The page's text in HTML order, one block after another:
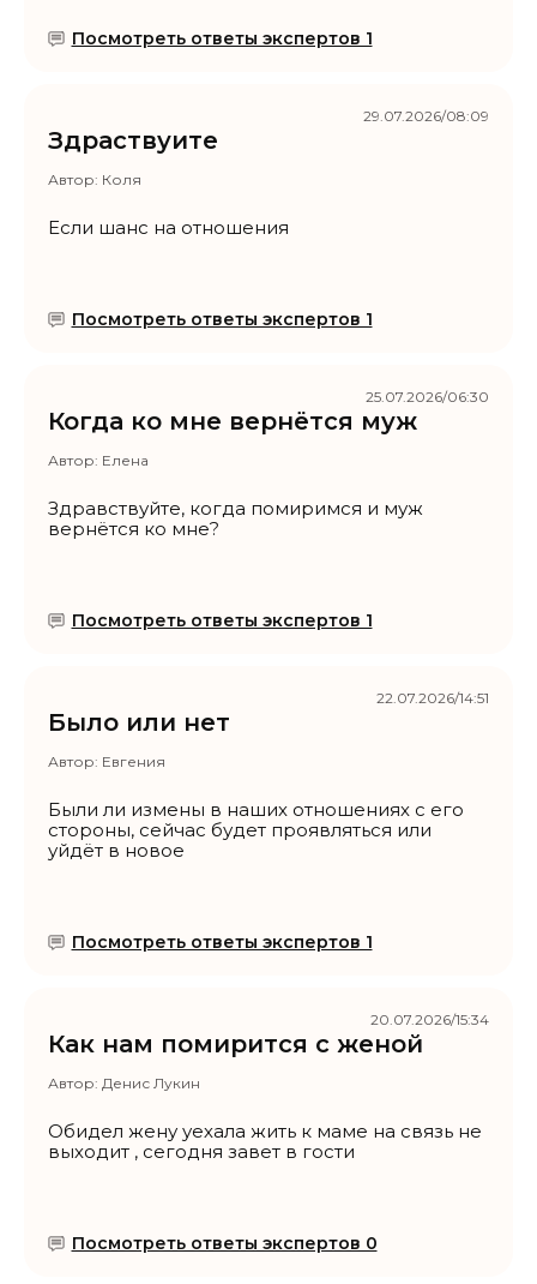
Посмотреть ответы экспертов 1
Здраствуите
Автор: Коля
Если шанс на отношения
Посмотреть ответы экспертов 1
29.07.2026/08:09
Когда ко мне вернётся муж
Автор: Елена
Здравствуйте, когда помиримся и муж
вернётся ко мне?
Посмотреть ответы экспертов 1
25.07.2026/06:30
Было или нет
Автор: Евгения
Были ли измены в наших отношениях с его
стороны, сейчас будет проявляться или
уйдёт в новое
Посмотреть ответы экспертов 1
22.07.2026/14:51
Как нам помирится с женой
Автор: Денис Лукин
Обидел жену уехала жить к маме на связь не
выходит , сегодня завет в гости
Посмотреть ответы экспертов 0
20.07.2026/15:34